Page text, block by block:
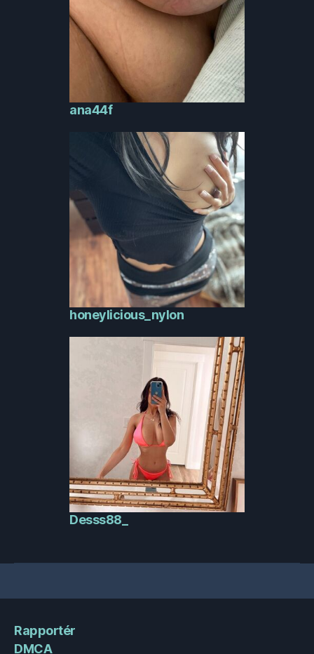
ana44f
honeylicious_nylon
Desss88_
Rapportér
DMCA